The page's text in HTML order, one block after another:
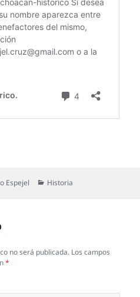
Espejel Categorías
Historia
no será publicada. Los campos
*